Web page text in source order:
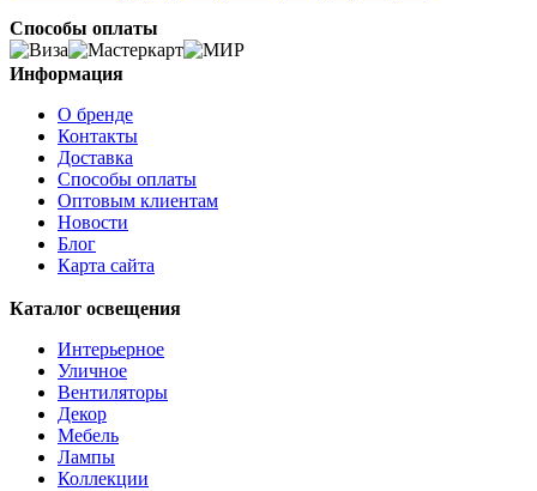
Способы оплаты
Информация
О бренде
Контакты
Доставка
Способы оплаты
Оптовым клиентам
Новости
Блог
Карта сайта
Каталог освещения
Интерьерное
Уличное
Вентиляторы
Декор
Мебель
Лампы
Коллекции